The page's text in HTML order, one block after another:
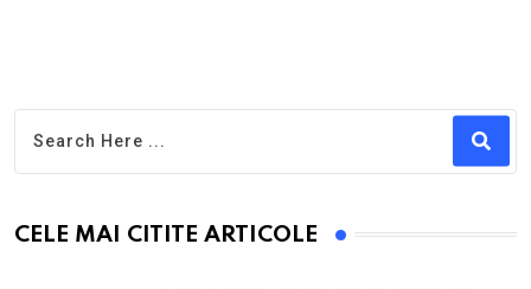
CELE MAI CITITE ARTICOLE